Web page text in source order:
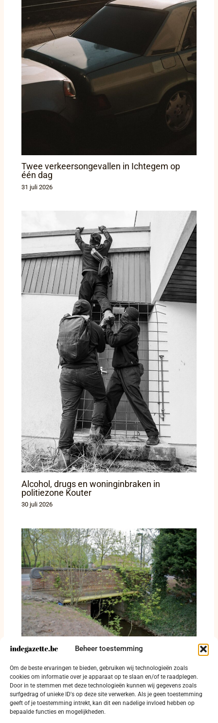
Beheer toestemming
Om de beste ervaringen te bieden, gebruiken wij technologieën zoals
cookies om informatie over je apparaat op te slaan en/of te raadplegen.
Door in te stemmen met deze technologieën kunnen wij gegevens zoals
surfgedrag of unieke ID's op deze site verwerken. Als je geen toestemming
geeft of je toestemming intrekt, kan dit een nadelige invloed hebben op
bepaalde functies en mogelijkheden.
Twee verkeersongevallen in Ichtegem op
één dag
31 juli 2026
Alcohol, drugs en woninginbraken in
politiezone Kouter
30 juli 2026
Vier verkeersfeiten in Jabbeke, Gistel en
Torhout: twee gewonden en rijbewijs
ingetrokken
24 juli 2026